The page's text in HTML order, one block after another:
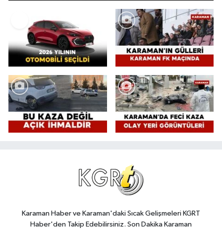
Karaman Haber ve Karaman'daki Sıcak Gelişmeleri KGRT
Haber'den Takip Edebilirsiniz. Son Dakika Karaman